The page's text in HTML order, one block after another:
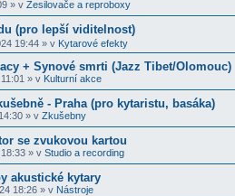
» v Zesilovače a reproboxy
(pro lepší viditelnost)
19:44 » v Kytarové efekty
+ Synové smrti (Jazz Tibet/Olomouc)
» v Kulturní akce
- Praha (pro kytaristu, basáka)
» v Zkušebny
se zvukovou kartou
» v Studio a recording
akustické kytary
18:26 » v Nástroje